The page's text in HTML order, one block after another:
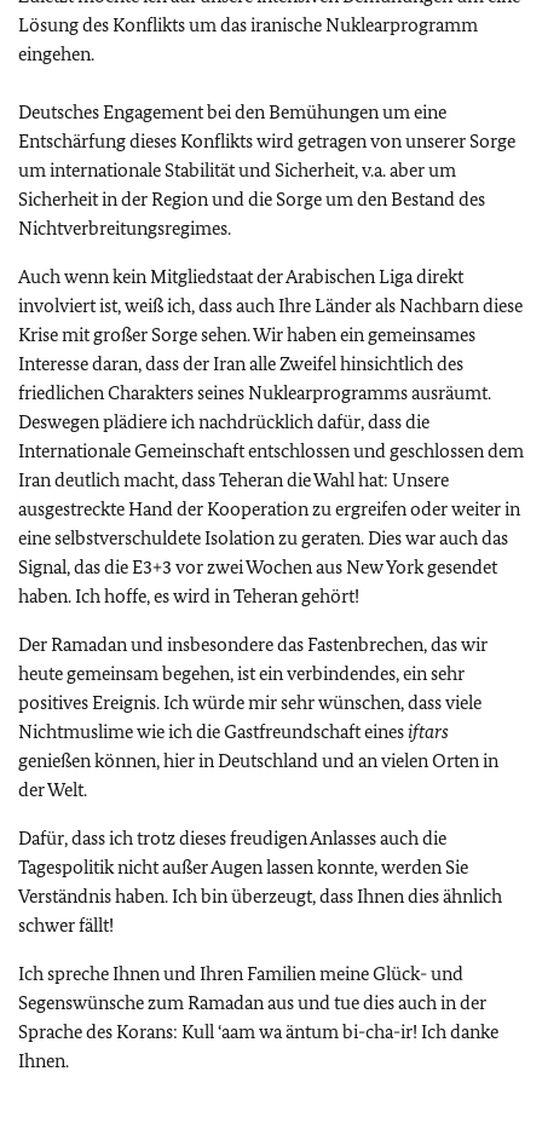
Lösung des Konflikts um das iranische Nuklearprogramm
eingehen.
Deutsches Engagement bei den Bemühungen um eine
Entschärfung dieses Konflikts wird getragen von unserer Sorge
um internationale Stabilität und Sicherheit, v.a. aber um
Sicherheit in der Region und die Sorge um den Bestand des
Nichtverbreitungsregimes.
Auch wenn kein Mitgliedstaat der Arabischen Liga direkt
involviert ist, weiß ich, dass auch Ihre Länder als Nachbarn diese
Krise mit großer Sorge sehen. Wir haben ein gemeinsames
Interesse daran, dass der Iran alle Zweifel hinsichtlich des
friedlichen Charakters seines Nuklearprogramms ausräumt.
Deswegen plädiere ich nachdrücklich dafür, dass die
Internationale Gemeinschaft entschlossen und geschlossen dem
Iran deutlich macht, dass Teheran die Wahl hat: Unsere
ausgestreckte Hand der Kooperation zu ergreifen oder weiter in
eine selbstverschuldete Isolation zu geraten. Dies war auch das
Signal, das die E3+3 vor zwei Wochen aus New York gesendet
haben. Ich hoffe, es wird in Teheran gehört!
Der Ramadan und insbesondere das Fastenbrechen, das wir
heute gemeinsam begehen, ist ein verbindendes, ein sehr
positives Ereignis. Ich würde mir sehr wünschen, dass viele
Nichtmuslime wie ich die Gastfreundschaft einesiftars
genießen können, hier in Deutschland und an vielen Orten in
der Welt.
Dafür, dass ich trotz dieses freudigen Anlasses auch die
Tagespolitik nicht außer Augen lassen konnte, werden Sie
Verständnis haben. Ich bin überzeugt, dass Ihnen dies ähnlich
schwer fällt!
Ich spreche Ihnen und Ihren Familien meine Glück- und
Segenswünsche zum Ramadan aus und tue dies auch in der
Sprache des Korans: Kull ‘aam wa äntum bi-cha-ir! Ich danke
Ihnen.